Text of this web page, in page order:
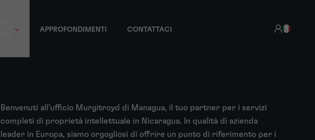
APPROFONDIMENTI CONTATTACI
Benvenuti all'ufficio Murgitroyd di Managua, il tuo partner per i servizi
completi di proprietà intellettuale in Nicaragua. In qualità di azienda
leader in Europa, siamo orgogliosi di offrire un punto di riferimento per i